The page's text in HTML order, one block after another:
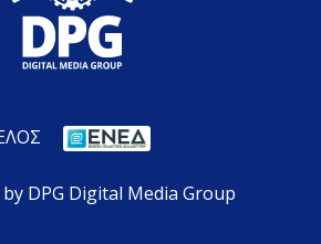
DPG Digital Media Group